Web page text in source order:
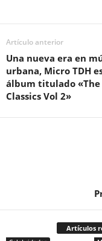
Artículo anterior
Una nueva era en
urbana, Micro TDH
álbum titulado «The
Classics Vol 2»
Artículos